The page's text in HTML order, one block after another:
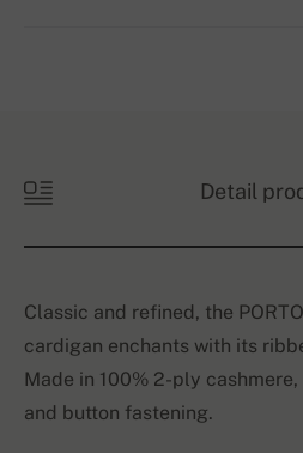
Detail
Classic and refined, the
cardigan enchants with its
Made in 100% 2-ply
and button fastening.